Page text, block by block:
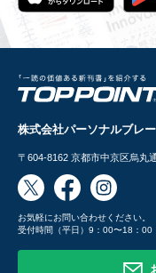
株式会社パーソナルブレ
〒604-8162 京都市中京区烏丸
お気軽にお問い合わせください。
受付時間（平日）9：00〜18：00